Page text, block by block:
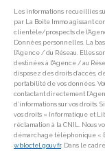
Les informations recueillies
par La Boite Immo agissant
clientèle/prospects de
Données personnelles. La
l'Agence / du Réseau. Elles
destinées à l'Agence / au
disposez des droits d’accès,
portabilité de vos données.
contactant directement
d’informations sur vos droits.
vos droits « Informatique et
réclamation à la CNIL. Nous
démarchage téléphonique «
w.bloctel.gouv.fr. Dans le